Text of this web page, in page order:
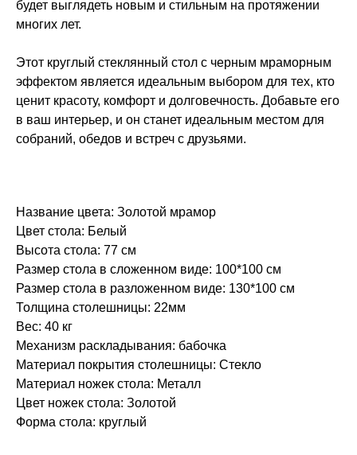
будет выглядеть новым и стильным на протяжении
многих лет.
Этот круглый стеклянный стол с черным мраморным
эффектом является идеальным выбором для тех, кто
ценит красоту, комфорт и долговечность. Добавьте его
в ваш интерьер, и он станет идеальным местом для
собраний, обедов и встреч с друзьями.
Название цвета: Золотой мрамор
Цвет стола: Белый
Высота стола: 77 см
Размер стола в сложенном виде: 100*100 см
Размер стола в разложенном виде: 130*100 см
Толщина столешницы: 22мм
Вес: 40 кг
Механизм раскладывания: бабочка
Материал покрытия столешницы: Стекло
Материал ножек стола: Металл
Цвет ножек стола: Золотой
Форма стола: круглый